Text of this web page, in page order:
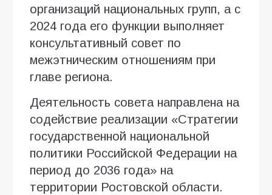
организаций национальных групп, а с
2024 года его функции выполняет
консультативный совет по
межэтническим отношениям при
главе региона.
Деятельность совета направлена на
содействие реализации «Стратегии
государственной национальной
политики Российской Федерации на
период до 2036 года» на
территории Ростовской области.